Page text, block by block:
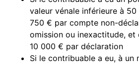
valeur vénale inférieure à
750 € par compte non-
omission ou inexactitude, et
10 000 € par déclaration
Si le contribuable a eu, à un